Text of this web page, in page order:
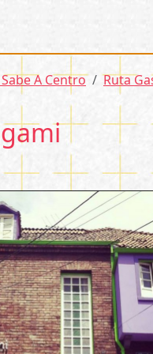
enlaces
A Centro Ruta